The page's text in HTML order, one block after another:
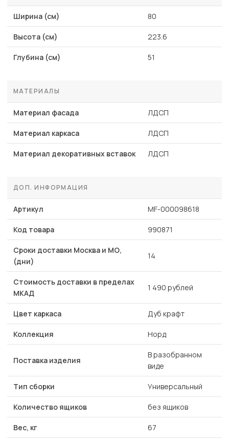
Ширина (см) 80
Высота (см) 223.6
Глубина (см) 51
МАТЕРИАЛЫ
Материал фасада ЛДСП
Материал каркаса ЛДСП
Материал декоративных вставок ЛДСП
ДОП. ИНФОРМАЦИЯ
Артикул MF-000098618
Код товара 990871
Сроки доставки Москва и МО,
(дни)
14
Стоимость доставки в пределах
МКАД
1 490 рублей
Цвет каркаса Дуб крафт
Коллекция Норд
Поставка изделия
В разобранном
виде
Тип сборки Универсальный
Количество ящиков без ящиков
Вес, кг 67